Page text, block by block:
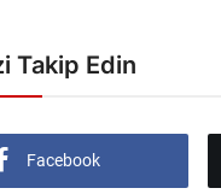
Takip Edin
Facebook